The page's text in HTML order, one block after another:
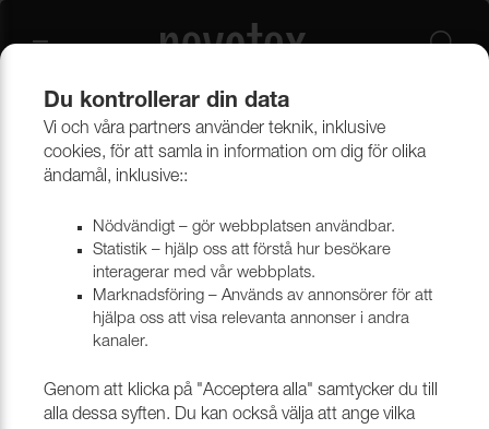
Fårskinnsguide - Så väljer
du rätt fårskinn till möbler
och inredning
Fårskinn är ett klassiskt och naturligt material med
oöverträffad komfort och stil. Det används flitigt
inom möbelindustrin, både för sin estetik och sina
praktiska egenskaper. Oavsett om du söker ett
material till offentlig miljö, har Nevotex ett brett
sortiment av högkvalitativa fårskinn.
Du kontrollerar din data
Vi och våra partners använder teknik, inklusive
cookies, för att samla in information om dig för olika
ändamål, inklusive::
Nödvändigt – gör webbplatsen användbar.
Statistik – hjälp oss att förstå hur besökare
interagerar med vår webbplats.
Marknadsföring – Används av annonsörer för att
hjälpa oss att visa relevanta annonser i andra
kanaler.
Genom att klicka på "Acceptera alla" samtycker du till
alla dessa syften. Du kan också välja att ange vilka